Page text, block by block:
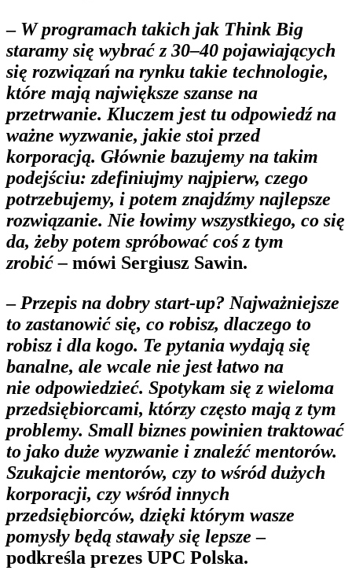
– W programach takich jak Think Big
staramy się wybrać z 30–40 pojawiających
się rozwiązań na rynku takie technologie,
które mają największe szanse na
przetrwanie. Kluczem jest tu odpowiedź na
ważne wyzwanie, jakie stoi przed
korporacją. Głównie bazujemy na takim
podejściu: zdefiniujmy najpierw, czego
potrzebujemy, i potem znajdźmy najlepsze
rozwiązanie. Nie łowimy wszystkiego, co się
da, żeby potem spróbować coś z tym
zrobić – mówi Sergiusz Sawin.
–Przepis na dobry start-up? Najważniejsze
to zastanowić się, co robisz, dlaczego to
robisz i dla kogo. Te pytania wydają się
banalne, ale wcale nie jest łatwo na
nie odpowiedzieć. Spotykam się z wieloma
przedsiębiorcami, którzy często mają z tym
problemy. Small biznes powinien traktować
to jako duże wyzwanie i znaleźć mentorów.
Szukajcie mentorów, czy to wśród dużych
korporacji, czy wśród innych
przedsiębiorców, dzięki którym wasze
pomysły będą stawały się lepsze –
podkreśla prezes UPC Polska.